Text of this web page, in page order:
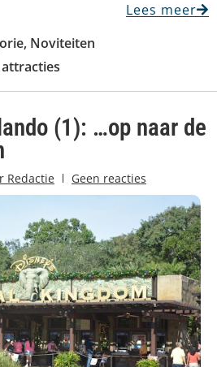
Lees meer
, Noviteiten
attracties
(1): …op naar de
Redactie Geen reacties